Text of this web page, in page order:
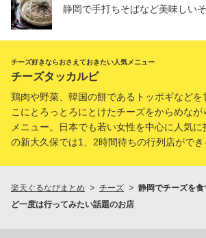
静岡で手打ちそばなど美味しい
チーズ好きならおさえておきたい人気メニュー
チーズタッカルビ
鶏肉や野菜、韓国の餅であるトッポギなどを
こにとろっとろにとけたチーズをからめな
メニュー。日本でも若い女性を中心に人気
の新大久保では1、2時間待ちの行列店ができ
楽天ぐるなびまとめ チーズ
静岡でチーズを
ど一度は行ってみたい話題のお店